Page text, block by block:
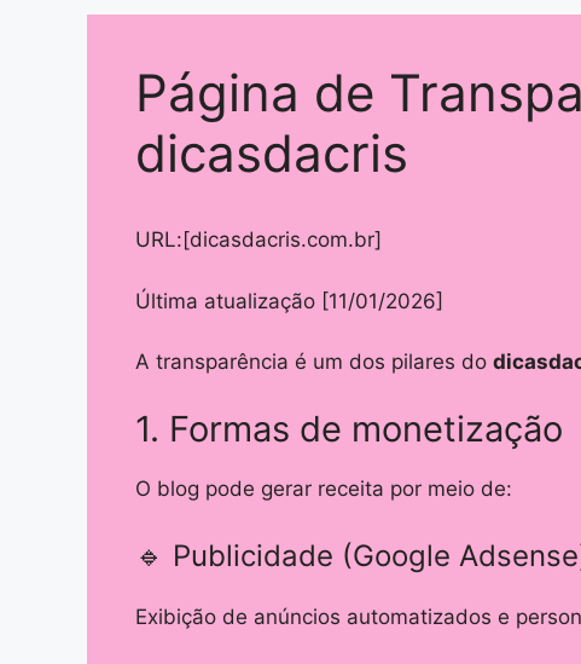
Página de
dicasdacris
URL:[dicasdacris.com.br]
Última atualização [11/01/2026]
A transparência é um dos pilares do
1. Formas de monetização
O blog pode gerar receita por meio de:
🔹 Publicidade (Google
Exibição de anúncios automatizados e